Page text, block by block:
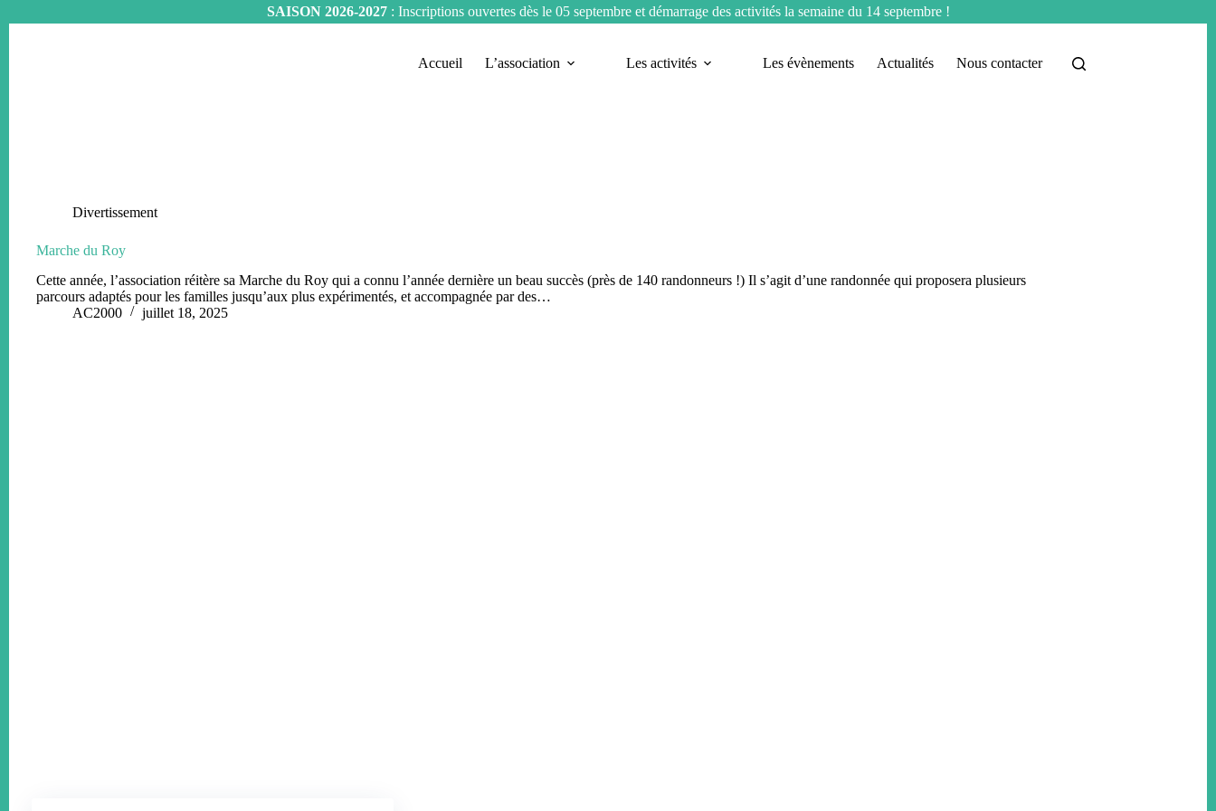
SAISON 2026-2027: Inscriptions ouvertes dès le 05 septembre et démarrage des activités la semaine du 14 septembre !
Accueil L’association Les activités Les évènements Actualités Nous contacter
Divertissement
Marche du Roy
Cette année, l’association réitère sa Marche du Roy qui a connu l’année dernière un beau succès (près de 140 randonneurs !) Il s’agit d’une randonnée qui proposera plusieurs
parcours adaptés pour les familles jusqu’aux plus expérimentés, et accompagnée par des…
AC2000
juillet 18, 2025